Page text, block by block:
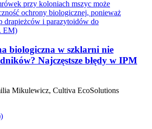
biologiczna w szklarni nie
Najczęstsze błędy w IPM
Mikulewicz, Cultiva EcoSolutions